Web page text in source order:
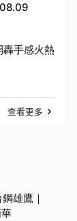
手感火熱
查看更多
雄鷹｜